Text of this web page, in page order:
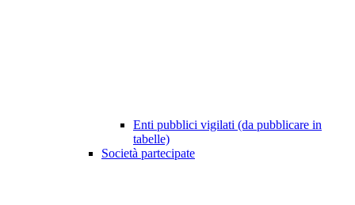
Enti pubblici vigilati (da pubblicare in
tabelle)
Società partecipate